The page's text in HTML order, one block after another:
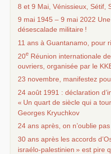
8 et 9 Mai, Vénissieux, Sétif,
9 mai 1945 – 9 mai 2022
désescalade militaire !
11 ans à Guantanamo, pour
20e Réunion internationale
ouvriers, organisée par le
23 novembre, manifestez
24 août 1991 : déclaration
« Un quart de siècle qui a
Georges Kryuchkov
24 ans après, on n’oublie
30 ans après les accords
israélo-palestinien » est pire